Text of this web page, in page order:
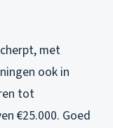
met
ook in
tot
€25.000. Goed